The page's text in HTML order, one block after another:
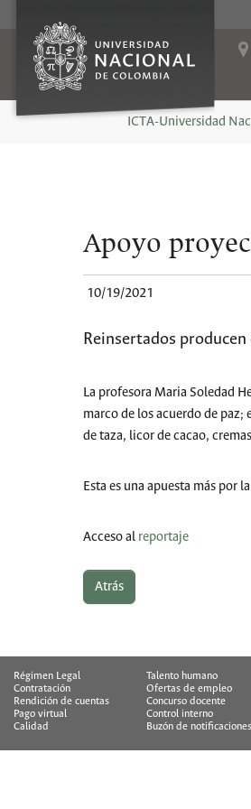
You are here:
ICTA-Universidad
Apoyo
10/19/2021
Reinsertados
La profesora Maria Soledad
marco de los acuerdo de
de taza, licor de cacao,
Esta es una apuesta más por
Acceso al reportaje
Atrás
Régimen Legal
Talento humano
Contratación
Ofertas de empleo
Rendición de cuentas
Concurso docente
Pago virtual
Control interno
Calidad
Buzón de notificaciones